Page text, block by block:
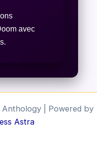
avec
| Powered by
Astra